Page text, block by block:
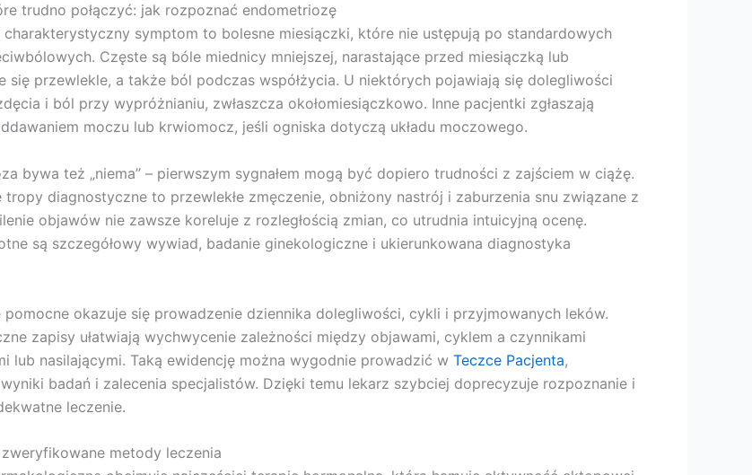
trudno połączyć: jak rozpoznać endometriozę
charakterystyczny symptom to bolesne miesiączki, które nie ustępują po standardowych
Częste są bóle miednicy mniejszej, narastające przed miesiączką lub
się przewlekle, a także ból podczas współżycia. U niektórych pojawiają się dolegliwości
i ból przy wypróżnianiu, zwłaszcza okołomiesiączkowo. Inne pacjentki zgłaszają
moczu lub krwiomocz, jeśli ogniska dotyczą układu moczowego.
bywa też „niema” – pierwszym sygnałem mogą być dopiero trudności z zajściem w ciążę.
tropy diagnostyczne to przewlekłe zmęczenie, obniżony nastrój i zaburzenia snu związane z
objawów nie zawsze koreluje z rozległością zmian, co utrudnia intuicyjną ocenę.
są szczegółowy wywiad, badanie ginekologiczne i ukierunkowana diagnostyka
pomocne okazuje się prowadzenie dziennika dolegliwości, cykli i przyjmowanych leków.
zapisy ułatwiają wychwycenie zależności między objawami, cyklem a czynnikami
lub nasilającymi. Taką ewidencję można wygodnie prowadzić w Teczce Pacjenta,
wyniki badań i zalecenia specjalistów. Dzięki temu lekarz szybciej doprecyzuje rozpoznanie i
leczenie.
metody leczenia